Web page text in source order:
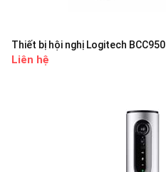
Thiết bị hội nghị Logitech BCC950
Liên hệ